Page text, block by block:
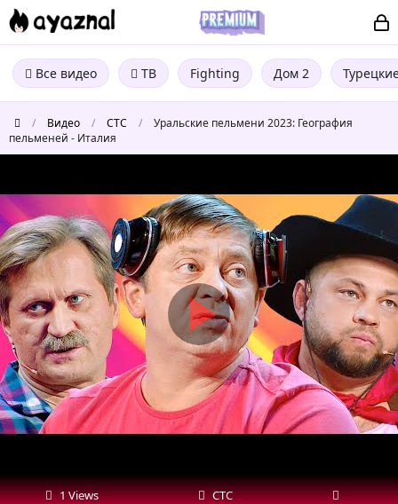
Все видео ТВ Fighting Дом 2
/ Видео / СТС /
Уральские пельмени 2023: География
пельменей - Италия
пельмени
2023:
География
пельменей
-
Италия
1 Views СТС